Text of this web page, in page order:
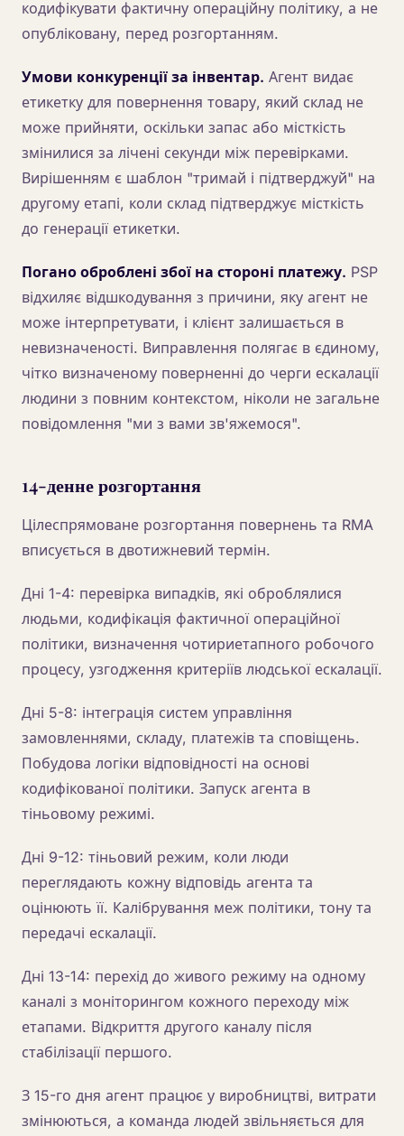
кодифікувати фактичну операційну політику, а не
опубліковану, перед розгортанням.
Умови конкуренції за інвентар. Агент видає
етикетку для повернення товару, який склад не
може прийняти, оскільки запас або місткість
змінилися за лічені секунди між перевірками.
Вирішенням є шаблон "тримай і підтверджуй" на
другому етапі, коли склад підтверджує місткість
до генерації етикетки.
Погано оброблені збої на стороні платежу. PSP
відхиляє відшкодування з причини, яку агент не
може інтерпретувати, і клієнт залишається в
невизначеності. Виправлення полягає в єдиному,
чітко визначеному поверненні до черги ескалації
людини з повним контекстом, ніколи не загальне
повідомлення "ми з вами зв'яжемося".
14-денне розгортання
Цілеспрямоване розгортання повернень та RMA
вписується в двотижневий термін.
Дні 1-4: перевірка випадків, які оброблялися
людьми, кодифікація фактичної операційної
політики, визначення чотириетапного робочого
процесу, узгодження критеріїв людської ескалації.
Дні 5-8: інтеграція систем управління
замовленнями, складу, платежів та сповіщень.
Побудова логіки відповідності на основі
кодифікованої політики. Запуск агента в
тіньовому режимі.
Дні 9-12: тіньовий режим, коли люди
переглядають кожну відповідь агента та
оцінюють її. Калібрування меж політики, тону та
передачі ескалації.
Дні 13-14: перехід до живого режиму на одному
каналі з моніторингом кожного переходу між
етапами. Відкриття другого каналу після
стабілізації першого.
З 15-го дня агент працює у виробництві, витрати
змінюються, а команда людей звільняється для